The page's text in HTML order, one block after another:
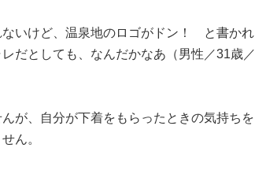
ないけど、温泉地のロゴがドン！ と書かれ
だとしても、なんだかなあ（男性／31歳／
が、自分が下着をもらったときの気持ちを
ん。